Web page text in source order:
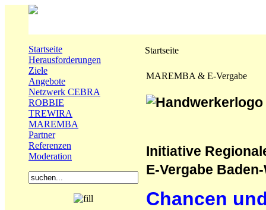
Startseite
Herausforderungen
Ziele
Angebote
Netzwerk CEBRA
ROBBIE
TREWIRA
MAREMBA
Partner
Referenzen
Moderation
Startseite
MAREMBA & E-Vergabe
Initiative
E-Vergabe
Chancen